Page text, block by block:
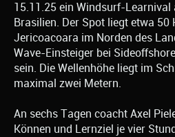
15.11.25 ein Windsurf-Learnival
Brasilien. Der Spot liegt etwa
Jericoacoara im Norden des
Wave-Einsteiger bei
sein. Die Wellenhöhe liegt im
maximal zwei Metern.
An sechs Tagen coacht Axel
Können und Lernziel je vier